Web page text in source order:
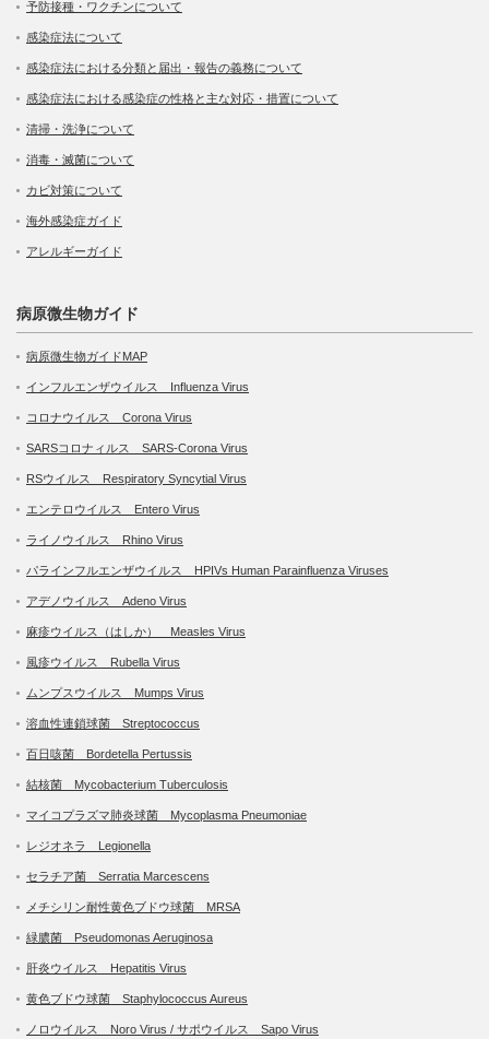
予防接種・ワクチンについて
感染症法について
感染症法における分類と届出・報告の義務について
感染症法における感染症の性格と主な対応・措置について
清掃・洗浄について
消毒・滅菌について
カビ対策について
海外感染症ガイド
アレルギーガイド
病原微生物ガイド
病原微生物ガイドMAP
インフルエンザウイルス Influenza Virus
コロナウイルス Corona Virus
SARSコロナィルス SARS-Corona Virus
RSウイルス Respiratory Syncytial Virus
エンテロウイルス Entero Virus
ライノウイルス Rhino Virus
パラインフルエンザウイルス HPIVs Human Parainfluenza Viruses
アデノウイルス Adeno Virus
麻疹ウイルス（はしか） Measles Virus
風疹ウイルス Rubella Virus
ムンプスウイルス Mumps Virus
溶血性連鎖球菌 Streptococcus
百日咳菌 Bordetella Pertussis
結核菌 Mycobacterium Tuberculosis
マイコプラズマ肺炎球菌 Mycoplasma Pneumoniae
レジオネラ Legionella
セラチア菌 Serratia Marcescens
メチシリン耐性黄色ブドウ球菌 MRSA
緑膿菌 Pseudomonas Aeruginosa
肝炎ウイルス Hepatitis Virus
黄色ブドウ球菌 Staphylococcus Aureus
ノロウイルス Noro Virus / サポウイルス Sapo Virus